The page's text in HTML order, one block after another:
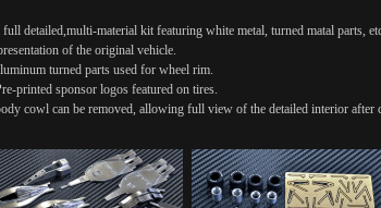
full detailed,multi-material kit featuring white metal, turned matal parts,
of the original vehicle.
turned parts used for wheel rim.
printed sponsor logos featured on tires.
cowl can be removed, allowing full view of the detailed interior after